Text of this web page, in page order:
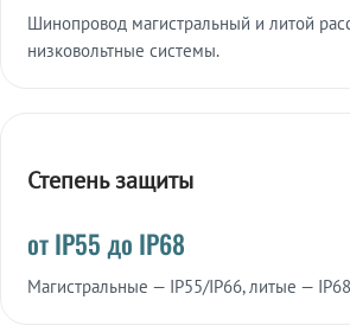
Шинопровод магистральный и литой
низковольтные системы.
Степень защиты
от IP55 до IP68
Магистральные — IP55/IP66, литые —